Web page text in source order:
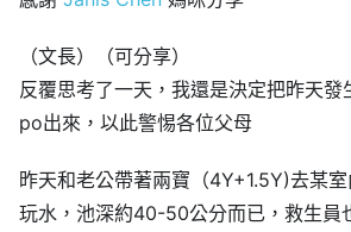
（文長）（可分享）
反覆思考了一天，我還是決定把昨天
po出來，以此警惕各位父母
昨天和老公帶著兩寶（4Y+1.5Y)去某
玩水，池深約40-50公分而已，救生員